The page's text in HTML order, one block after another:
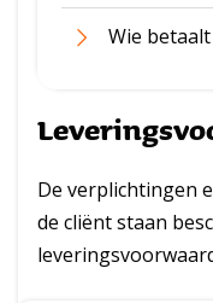
Wie
De verplichtingen
de cliënt staan